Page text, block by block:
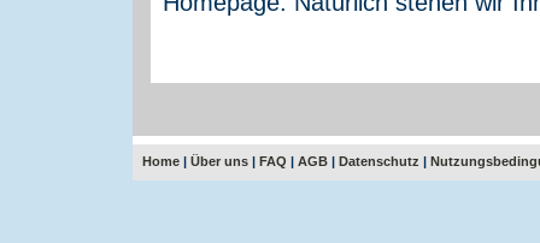
Home | Über uns | FAQ | AGB | Datenschutz |